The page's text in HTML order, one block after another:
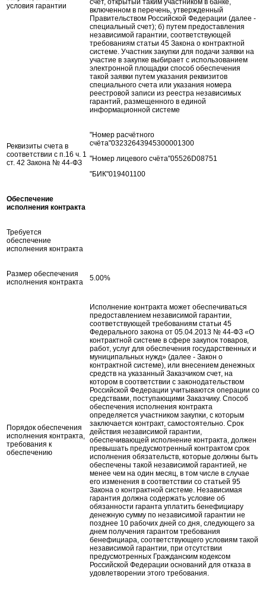
условия гарантии
счет, открытый таким участником в банке,
включенном в перечень, утвержденный
Правительством Российской Федерации (далее -
специальный счет); б) путем предоставления
независимой гарантии, соответствующей
требованиям статьи 45 Закона о контрактной
системе. Участник закупки для подачи заявки на
участие в закупке выбирает с использованием
электронной площадки способ обеспечения
такой заявки путем указания реквизитов
специального счета или указания номера
реестровой записи из реестра независимых
гарантий, размещенного в единой
информационной системе
Реквизиты счета в
соответствии с п.16 ч. 1
ст. 42 Закона № 44-ФЗ
"Номер расчётного
счёта"03232643945300001300
"Номер лицевого счёта"05526D08751
"БИК"019401100
Обеспечение
исполнения контракта
Требуется
обеспечение
исполнения контракта
Размер обеспечения
исполнения контракта
5.00%
Порядок обеспечения
исполнения контракта,
требования к
обеспечению
Исполнение контракта может обеспечиваться
предоставлением независимой гарантии,
соответствующей требованиям статьи 45
Федерального закона от 05.04.2013 № 44-ФЗ «О
контрактной системе в сфере закупок товаров,
работ, услуг для обеспечения государственных и
муниципальных нужд» (далее - Закон о
контрактной системе), или внесением денежных
средств на указанный Заказчиком счет, на
котором в соответствии с законодательством
Российской Федерации учитываются операции со
средствами, поступающими Заказчику. Способ
обеспечения исполнения контракта
определяется участником закупки, с которым
заключается контракт, самостоятельно. Срок
действия независимой гарантии,
обеспечивающей исполнение контракта, должен
превышать предусмотренный контрактом срок
исполнения обязательств, которые должны быть
обеспечены такой независимой гарантией, не
менее чем на один месяц, в том числе в случае
его изменения в соответствии со статьей 95
Закона о контрактной системе. Независимая
гарантия должна содержать условие об
обязанности гаранта уплатить бенефициару
денежную сумму по независимой гарантии не
позднее 10 рабочих дней со дня, следующего за
днем получения гарантом требования
бенефициара, соответствующего условиям такой
независимой гарантии, при отсутствии
предусмотренных Гражданским кодексом
Российской Федерации оснований для отказа в
удовлетворении этого требования.